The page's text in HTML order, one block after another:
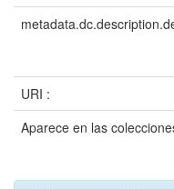
URI :
Aparece en las